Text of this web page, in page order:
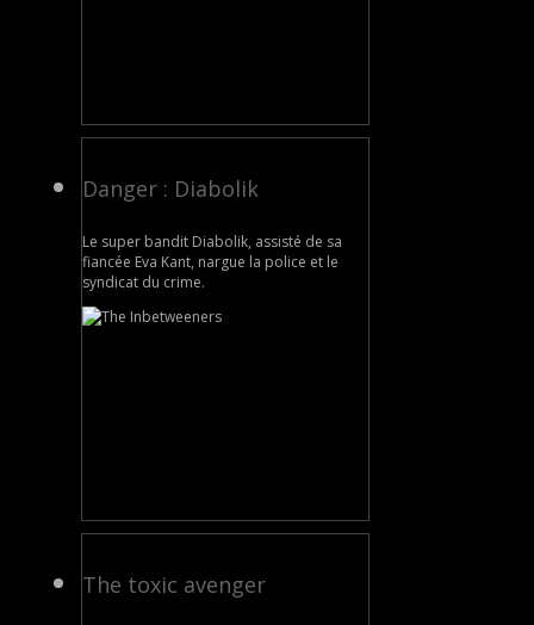
Danger : Diabolik
Le super bandit Diabolik, assisté de sa
fiancée Eva Kant, nargue la police et le
syndicat du crime.
The toxic avenger